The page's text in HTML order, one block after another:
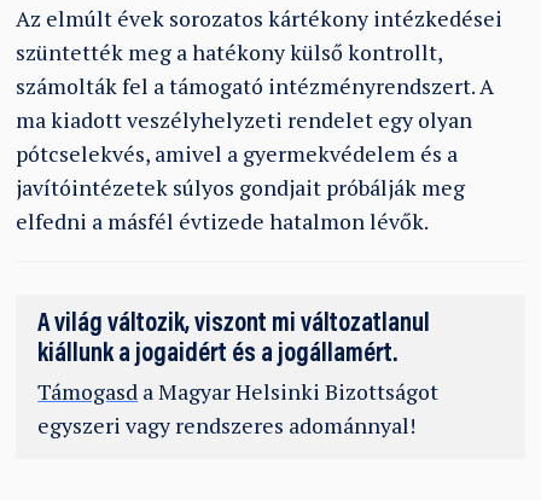
Az elmúlt évek sorozatos kártékony intézkedései
szüntették meg a hatékony külső kontrollt,
számolták fel a támogató intézményrendszert. A
ma kiadott veszélyhelyzeti rendelet egy olyan
pótcselekvés, amivel a gyermekvédelem és a
javítóintézetek súlyos gondjait próbálják meg
elfedni a másfél évtizede hatalmon lévők.
A világ változik, viszont mi változatlanul
kiállunk a jogaidért és a jogállamért.
Támogasd a Magyar Helsinki Bizottságot
egyszeri vagy rendszeres adománnyal!